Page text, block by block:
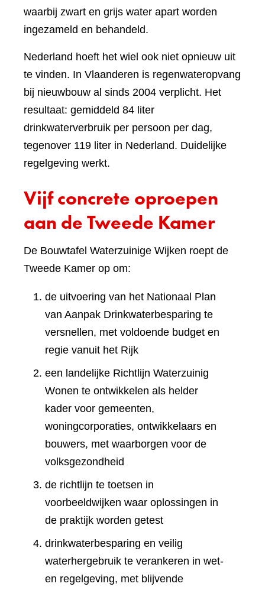
waarbij zwart en grijs water apart worden
ingezameld en behandeld.
Nederland hoeft het wiel ook niet opnieuw uit
te vinden. In Vlaanderen is regenwateropvang
bij nieuwbouw al sinds 2004 verplicht. Het
resultaat: gemiddeld 84 liter
drinkwaterverbruik per persoon per dag,
tegenover 119 liter in Nederland. Duidelijke
regelgeving werkt.
Vijf concrete oproepen
aan de Tweede Kamer
De Bouwtafel Waterzuinige Wijken roept de
Tweede Kamer op om:
de uitvoering van het Nationaal Plan
van Aanpak Drinkwaterbesparing te
versnellen, met voldoende budget en
regie vanuit het Rijk
een landelijke Richtlijn Waterzuinig
Wonen te ontwikkelen als helder
kader voor gemeenten,
woningcorporaties, ontwikkelaars en
bouwers, met waarborgen voor de
volksgezondheid
de richtlijn te toetsen in
voorbeeldwijken waar oplossingen in
de praktijk worden getest
drinkwaterbesparing en veilig
waterhergebruik te verankeren in wet-
en regelgeving, met blijvende